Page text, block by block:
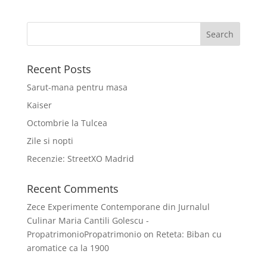
Recent Posts
Sarut-mana pentru masa
Kaiser
Octombrie la Tulcea
Zile si nopti
Recenzie: StreetXO Madrid
Recent Comments
Zece Experimente Contemporane din Jurnalul
Culinar Maria Cantili Golescu -
PropatrimonioPropatrimonioon Reteta: Biban cu
aromatice ca la 1900